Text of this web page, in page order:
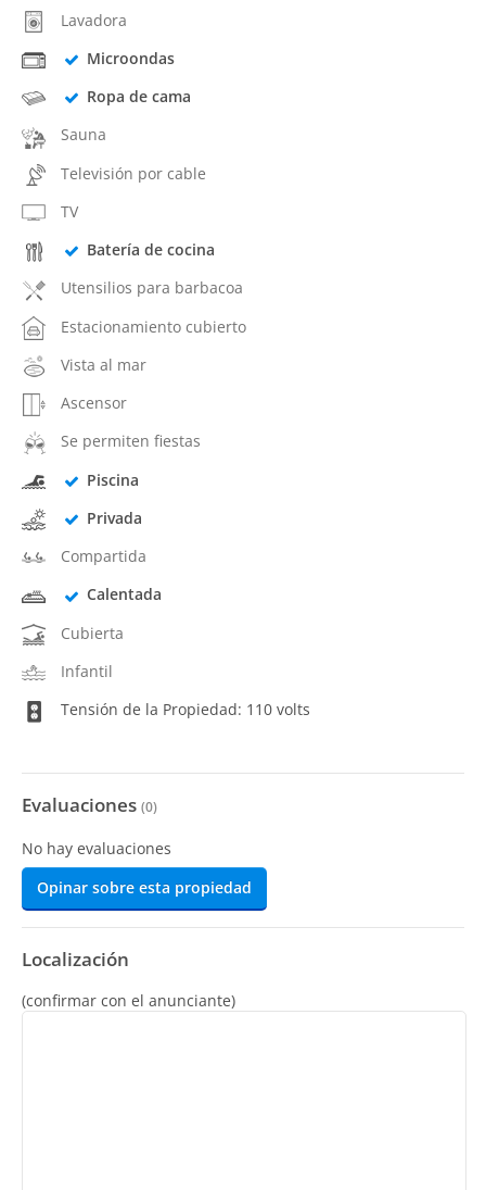
Lavadora
Microondas
Ropa de cama
Sauna
Televisión por cable
TV
Batería de cocina
Utensilios para barbacoa
Estacionamiento cubierto
Vista al mar
Ascensor
Se permiten fiestas
Piscina
Privada
Compartida
Calentada
Cubierta
Infantil
Tensión de la Propiedad: 110 volts
Evaluaciones (0)
No hay evaluaciones
Opinar sobre esta propiedad
Localización
(confirmar con el anunciante)